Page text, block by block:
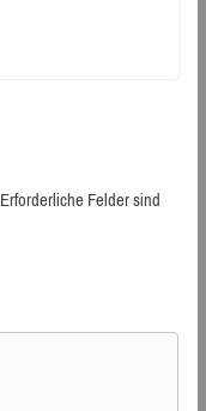
Erforderliche Felder sind